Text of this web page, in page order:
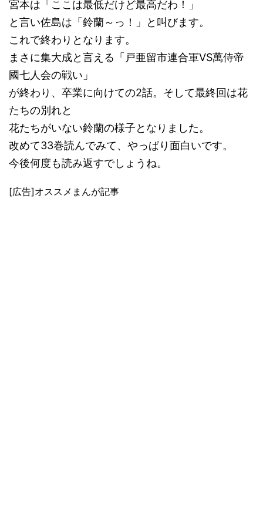
宮本は「ここは最低だけど最高だわ！」
と言い佐島は「鈴蘭～っ！」と叫びます。
これで終わりとなります。
まさに集大成と言える「戸亜留市連合軍VS萬侍帝
國七人会の戦い」
が終わり、卒業に向けての2話。そして最終回は花
たちの別れと
花たちがいない鈴蘭の様子となりました。
改めて33巻読んでみて、やっぱり面白いです。
今後何度も読み返すでしょうね。
[広告]オススメまんが記事